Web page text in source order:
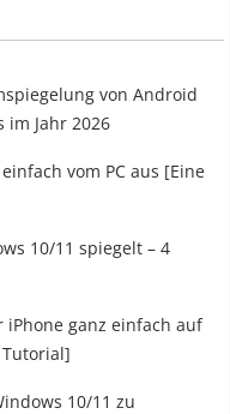
von Android
im Jahr 2026
vom PC aus [Eine
10/11 spiegelt – 4
ganz einfach auf
10/11 zu